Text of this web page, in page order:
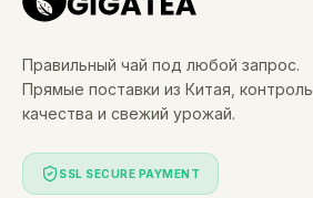
Правильный чай под любой запрос.
Прямые поставки из Китая, контроль
качества и свежий урожай.
SSL SECURE PAYMENT